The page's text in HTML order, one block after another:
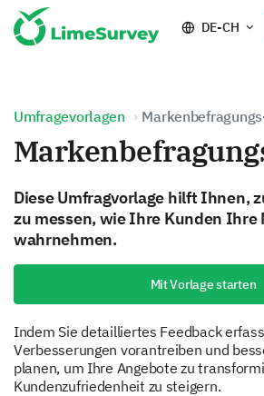
DE-CH
Umfragevorlagen
Diese Umfragvorlage hilft Ihnen,
zu messen, wie Ihre Kunden Ihre
wahrnehmen.
Mit Vorlage starten
Indem Sie detailliertes Feedback
Verbesserungen vorantreiben und
planen, um Ihre Angebote zu
Kundenzufriedenheit zu steigern.